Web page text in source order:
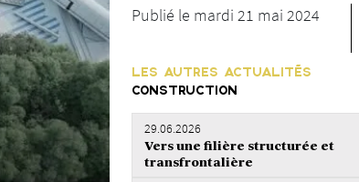
Publié le mardi 21 mai 2024
LES AUTRES ACTUALITÉS
CONSTRUCTION
29.06.2026
Vers une filière structurée et
transfrontalière